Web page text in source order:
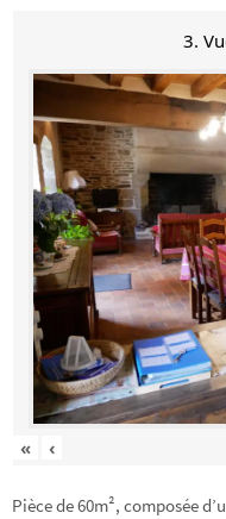
3.
« ‹
Pièce de 60m², composée